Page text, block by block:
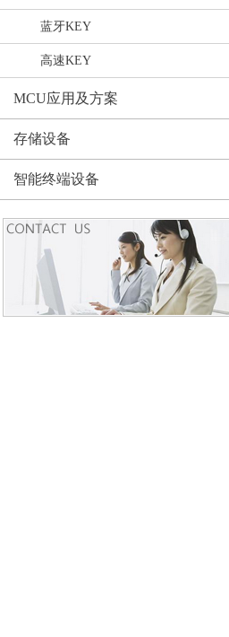
蓝牙KEY
高速KEY
MCU应用及方案
存储设备
智能终端设备